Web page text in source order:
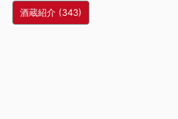
酒蔵紹介 (343)